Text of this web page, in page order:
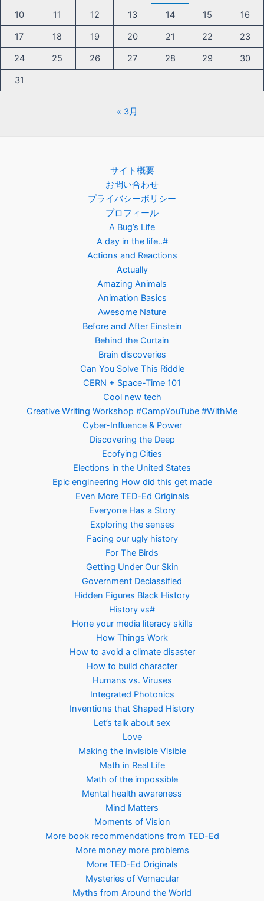
10 11 12 13 14 15 16
17 18 19 20 21 22 23
24 25 26 27 28 29 30
31
« 3月
サイト概要
お問い合わせ
プライバシーポリシー
プロフィール
A Bug’s Life
A day in the life..#
Actions and Reactions
Actually
Amazing Animals
Animation Basics
Awesome Nature
Before and After Einstein
Behind the Curtain
Brain discoveries
Can You Solve This Riddle
CERN + Space-Time 101
Cool new tech
Creative Writing Workshop #CampYouTube #WithMe
Cyber-Influence & Power
Discovering the Deep
Ecofying Cities
Elections in the United States
Epic engineering How did this get made
Even More TED-Ed Originals
Everyone Has a Story
Exploring the senses
Facing our ugly history
For The Birds
Getting Under Our Skin
Government Declassified
Hidden Figures Black History
History vs#
Hone your media literacy skills
How Things Work
How to avoid a climate disaster
How to build character
Humans vs. Viruses
Integrated Photonics
Inventions that Shaped History
Let’s talk about sex
Love
Making the Invisible Visible
Math in Real Life
Math of the impossible
Mental health awareness
Mind Matters
Moments of Vision
More book recommendations from TED-Ed
More money more problems
More TED-Ed Originals
Mysteries of Vernacular
Myths from Around the World